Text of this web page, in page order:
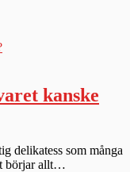
kanske
delikatess som många
börjar allt…